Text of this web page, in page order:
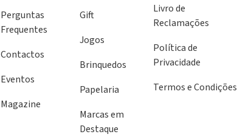
Perguntas
Frequentes
Contactos
Eventos
Magazine
Gift
Jogos
Brinquedos
Papelaria
Marcas em
Destaque
Livro de
Reclamações
Política de
Privacidade
Termos e Condições